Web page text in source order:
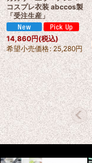
コスプレ衣装 abccos製
「受注生産」
14,860円(税込)
希望小売価格: 25,280円